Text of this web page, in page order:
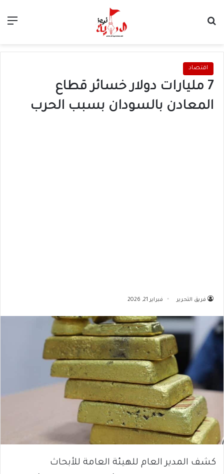
اقتصاد
7 مليارات دولار خسائر قطاع
المعادن بالسودان بسبب الحرب
فريق التحرير فبراير 21, 2026
كشف المدير العام للهيئة العامة للأبحاث